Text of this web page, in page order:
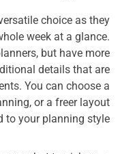
choice as they
week at a glance.
but have more
details that are
You can choose a
or a freer layout
to your planning style.